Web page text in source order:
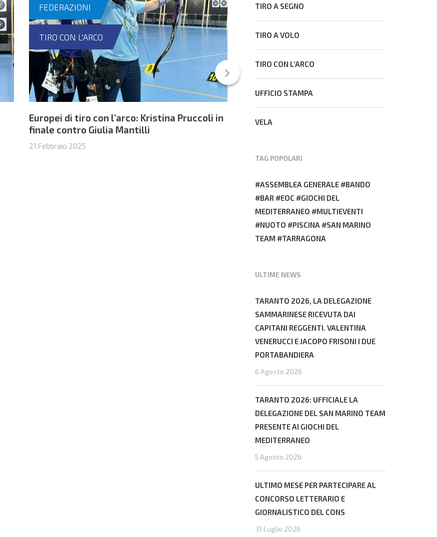
FEDERAZIONI
TIRO CON L'ARCO
Europei di tiro con l’arco: Kristina Pruccoli in
finale contro Giulia Mantilli
21 Febbraio 2025
FEDERAZIONI
TIRO CON L'ARCO
Europei di tiro con l’arco: Kristina Pruccoli ai
TIRO A SEGNO
TIRO A VOLO
TIRO CON L'ARCO
UFFICIO STAMPA
VELA
TAG POPOLARI
ASSEMBLEA GENERALE
BANDO
BAR
EOC
GIOCHI DEL
MEDITERRANEO
MULTIEVENTI
NUOTO
PISCINA
SAN MARINO
TEAM
TARRAGONA
ULTIME NEWS
TARANTO 2026, LA DELEGAZIONE
SAMMARINESE RICEVUTA DAI
CAPITANI REGGENTI. VALENTINA
VENERUCCI E JACOPO FRISONI I DUE
PORTABANDIERA
6 Agosto 2026
TARANTO 2026: UFFICIALE LA
DELEGAZIONE DEL SAN MARINO TEAM
PRESENTE AI GIOCHI DEL
MEDITERRANEO
5 Agosto 2026
ULTIMO MESE PER PARTECIPARE AL
CONCORSO LETTERARIO E
GIORNALISTICO DEL CONS
31 Luglio 2026